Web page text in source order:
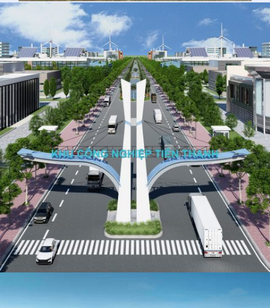
CẢI TẠO VÀ NÂNG CẤP ĐƯỜNG GIAO THÔNG
ĐÊ TẢ SÔNG HỒNG